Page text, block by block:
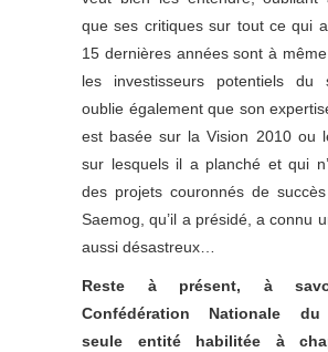
que ses critiques sur tout ce qui
15 dernières années sont à
les investisseurs potentiels
oublie également que son
est basée sur la Vision 2010 ou
sur lesquels il a planché et qui
des projets couronnés de
Saemog, qu’il a présidé, a connu
aussi désastreux…
Reste à présent, à
Confédération Nationale du
seule entité habilitée à